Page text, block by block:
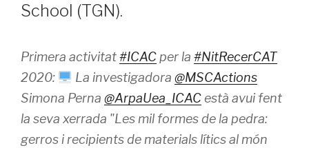
School (TGN).
Primera activitat#ICACper la #NitRecerCAT
2020:
La investigadora @MSCActions
Simona Perna @ArpaUea_ICACestà avui fent
la seva xerrada "Les mil formes de la pedra:
gerros i recipients de materials lítics al món